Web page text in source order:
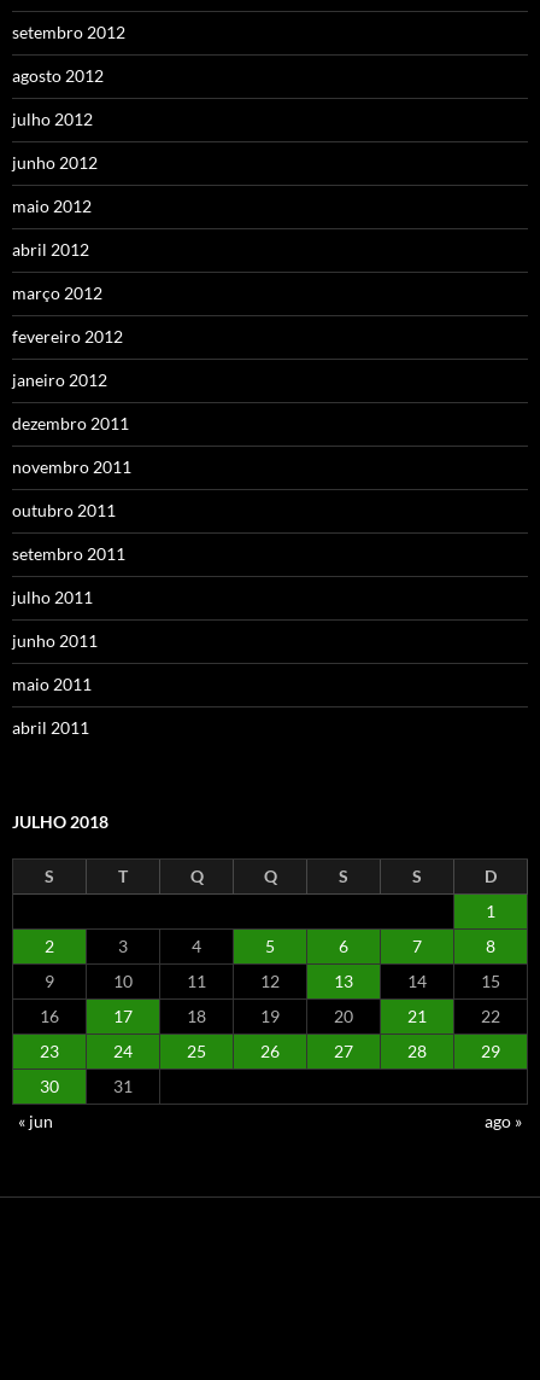
setembro 2012
agosto 2012
julho 2012
junho 2012
maio 2012
abril 2012
março 2012
fevereiro 2012
janeiro 2012
dezembro 2011
novembro 2011
outubro 2011
setembro 2011
julho 2011
junho 2011
maio 2011
abril 2011
JULHO 2018
S T Q Q S S
D
1
2
3 4 5 6 7
8
9
10 11 12 13 14
15
16
17 18 19 20 21
22
23
24 25 26 27 28
29
30
31
« jun
ago »